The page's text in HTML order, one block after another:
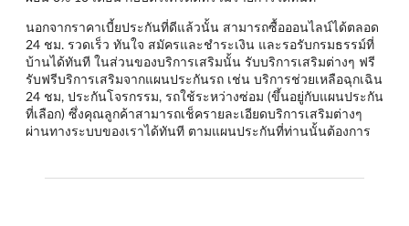
นอกจากราคาเบี้ยประกันที่ดีแล้วนั้น สามารถซื้อออนไลน์ได้ตลอด
24 ชม. รวดเร็ว ทันใจ สมัครและชำระเงิน และรอรับกรมธรรม์ที่
บ้านได้ทันที ในส่วนของบริการเสริมนั้น รับบริการเสริมต่างๆ ฟรี
รับฟรีบริการเสริมจากแผนประกันรถ เช่น บริการช่วยเหลือฉุกเฉิน
24 ชม, ประกันโจรกรรม, รถใช้ระหว่างซ่อม (ขึ้นอยู่กับแผนประกัน
ที่เลือก) ซึ่งคุณลูกค้าสามารถเช็ครายละเอียดบริการเสริมต่างๆ
ผ่านทางระบบของเราได้ทันที ตามแผนประกันที่ท่านนั้นต้องการ